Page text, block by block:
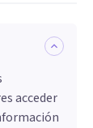
acceder